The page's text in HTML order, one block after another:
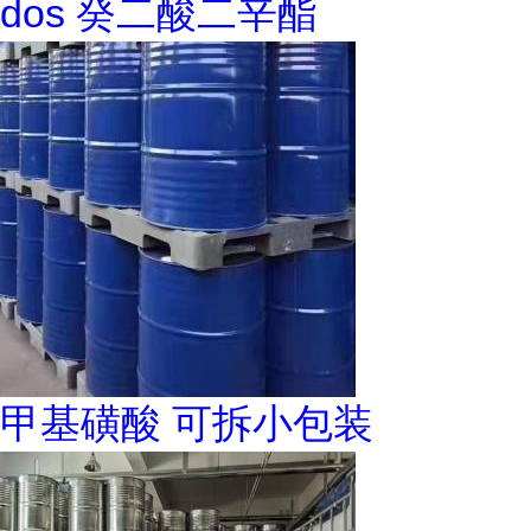
dos 癸二酸二辛酯
甲基磺酸 可拆小包装